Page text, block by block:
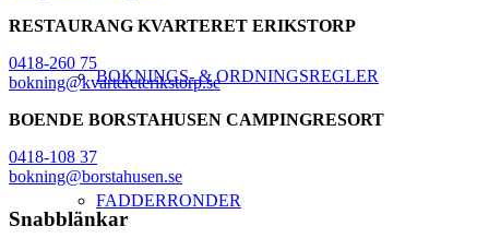
BOKNINGS- & ORDNINGSREGLER
FADDERRONDER
RESTAURANG KVARTERET ERIKSTORP
0418-260 75
bokning@kvartereterikstorp.se
BOENDE BORSTAHUSEN CAMPINGRESORT
0418-108 37
bokning@borstahusen.se
Snabblänkar